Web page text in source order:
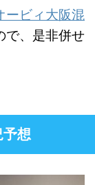
ービィ大阪混
で、是非併せ
予想